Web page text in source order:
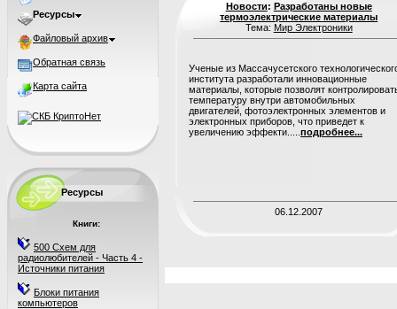
Ресурсы
Файловый архив
Обратная связь
Карта сайта
Ресурсы
Книги:
500 Схем для
радиолюбителей - Часть 4 -
Источники питания
Блоки питания
компьютеров
Новости: Разработаны новые
термоэлектрические материалы
Тема: Мир Электроники
Ученые из Массачусетского
института разработали инновационные
материалы, которые позволят
температуру внутри автомобильных
двигателей, фотоэлектронных элементов и
электронных приборов, что приведет к
увеличению эффекти..... подробнее...
06.12.2007